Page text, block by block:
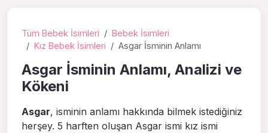
Tüm Bebek İsimleri
Bebek İsimleri
Kız Bebek İsimleri
Asgar İsminin Anlamı
Asgar İsminin Anlamı, Analizi ve
Kökeni
Asgar, isminin anlamı hakkında bilmek istediğiniz
herşey. 5 harften oluşan Asgar ismi kız ismi